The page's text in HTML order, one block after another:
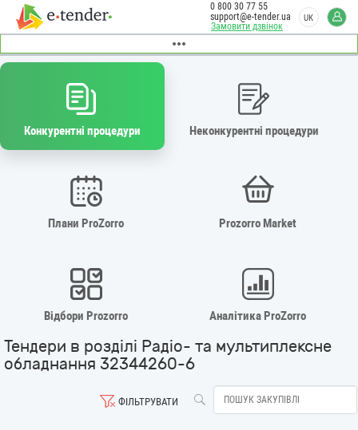
Замовити дзвінок
0 800 30 77 55
support@e-tender.ua
UK
Конкурентні процедури Неконкурентні процедури
Плани ProZorro Prozorro Market
Відбори Prozorro Аналітика ProZorro
Тендери в розділі Радіо- та мультиплексне
обладнання 32344260-6
ФІЛЬТРУВАТИ